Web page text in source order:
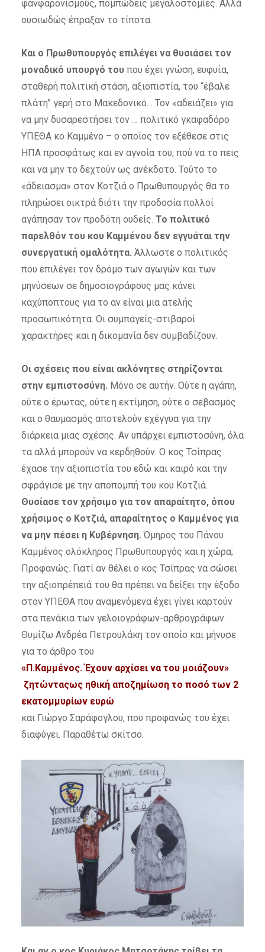
φανφαρονισμούς, πομπώδεις μεγαλοστομίες. Αλλά
ουσιωδώς έπραξαν το τίποτα.
Και ο Πρωθυπουργός επιλέγει να θυσιάσει τον
μοναδικό υπουργό τουπου έχει γνώση, ευφυΐα,
σταθερή πολιτική στάση, αξιοπιστία, του ‘‘έβαλε
πλάτη’’ γερή στο Μακεδονικό… Τον «αδειάζει» για
να μην δυσαρεστήσει τον … πολιτικό γκαφαδόρο
ΥΠΕΘΑ κο Καμμένο – ο οποίος τον εξέθεσε στις
ΗΠΑ προσφάτως και εν αγνοία του, πού να το πεις
και να μην το δεχτούν ως ανέκδοτο. Τούτο το
«άδειασμα» στον Κοτζιά ο Πρωθυπουργός θα το
πληρώσει οικτρά διότι την προδοσία πολλοί
αγάπησαν τον προδότη ουδείς. Το πολιτικό
παρελθόν του κου Καμμένου δεν εγγυάται την
συνεργατική ομαλότητα. Άλλωστε ο πολιτικός
που επιλέγει τον δρόμο των αγωγών και των
μηνύσεων σε δημοσιογράφους μας κάνει
καχύποπτους για το αν είναι μια ατελής
προσωπικότητα. Οι συμπαγείς-στιβαροί
χαρακτήρες και η δικομανία δεν συμβαδίζουν.
Οι σχέσεις που είναι ακλόνητες στηρίζονται
στην εμπιστοσύνη. Μόνο σε αυτήν. Ούτε η αγάπη,
ούτε ο έρωτας, ούτε η εκτίμηση, ούτε ο σεβασμός
και ο θαυμασμός αποτελούν εχέγγυα για την
διάρκεια μιας σχέσης. Αν υπάρχει εμπιστοσύνη, όλα
τα αλλά μπορούν να κερδηθούν. Ο κος Τσίπρας
έχασε την αξιοπιστία του εδώ και καιρό και την
σφράγισε με την αποπομπή του κου Κοτζιά.
Θυσίασε τον χρήσιμο για τον απαραίτητο, όπου
χρήσιμος ο Κοτζιά, απαραίτητος ο Καμμένος για
να μην πέσει η Κυβέρνηση. Όμηρος του Πάνου
Καμμένος ολόκληρος Πρωθυπουργός και η χώρα;
Προφανώς. Γιατί αν θέλει ο κος Τσίπρας να σώσει
την αξιοπρέπειά του θα πρέπει να δείξει την έξοδο
στον ΥΠΕΘΑ που αναμενόμενα έχει γίνει καρτούν
στα πενάκια των γελοιογράφων-αρθρογράφων.
Θυμίζω Ανδρέα Πετρουλάκη τον οποίο και μήνυσε
για το άρθρο του
«Π.Καμμένος. Έχουν αρχίσει να του μοιάζουν»
ζητώνταςως ηθική αποζημίωση το ποσό των 2
εκατομμυρίων ευρώ
και Γιώργο Σαράφογλου, που προφανώς του έχει
διαφύγει. Παραθέτω σκίτσο.